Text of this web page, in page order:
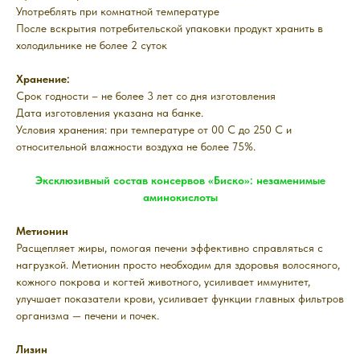
Употреблять при комнатной температуре
После вскрытия потребительской упаковки продукт хранить в
холодильнике не более 2 суток
Хранение:
Срок годности – не более 3 лет со дня изготовления
Дата изготовления указана на банке.
Условия хранения: при температуре от 00 С до 250 С и
относительной влажности воздуха не более 75%.
Эксклюзивный состав консервов «Биско»: незаменимые
аминокислоты
Метионин
Расщепляет жиры, помогая печени эффективно справляться с
нагрузкой. Метионин просто необходим для здоровья волосяного,
кожного покрова и когтей животного, усиливает иммунитет,
улучшает показатели крови, усиливает функции главных фильтров
организма — печени и почек.
Лизин